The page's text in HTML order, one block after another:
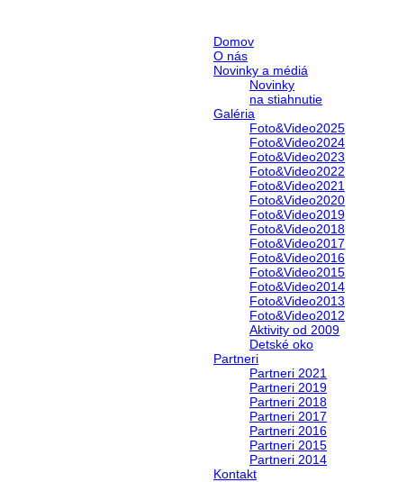
Domov
O nás
Novinky a médiá
Novinky
na stiahnutie
Galéria
Foto&Video2025
Foto&Video2024
Foto&Video2023
Foto&Video2022
Foto&Video2021
Foto&Video2020
Foto&Video2019
Foto&Video2018
Foto&Video2017
Foto&Video2016
Foto&Video2015
Foto&Video2014
Foto&Video2013
Foto&Video2012
Aktivity od 2009
Detské oko
Partneri
Partneri 2021
Partneri 2019
Partneri 2018
Partneri 2017
Partneri 2016
Partneri 2015
Partneri 2014
Kontakt